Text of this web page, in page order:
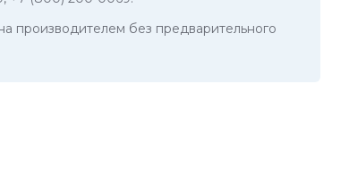
производителем без предварительного